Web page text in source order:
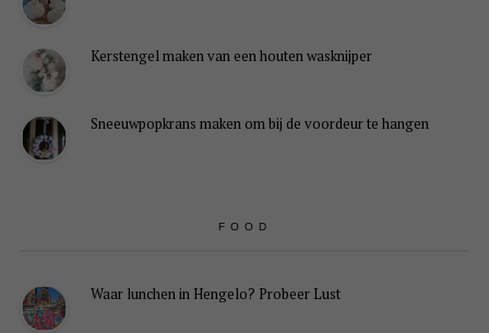
Kerstengel maken van een houten wasknijper
Sneeuwpopkrans maken om bij de voordeur te hangen
FOOD
Waar lunchen in Hengelo? Probeer Lust